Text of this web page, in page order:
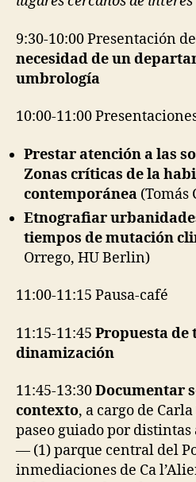
9:30-10:00 Presentación
necesidad de un
umbrología
10:00-11:00
Prestar atención a las
Zonas críticas de la
contemporánea (Tomás
Etnografiar
tiempos de mutación
Orrego, HU Berlin)
11:00-11:15 Pausa-café
11:15-11:45 Propuesta de
dinamización
11:45-13:30Documentar
contexto, a cargo de
paseo guiado por
–– (1) parque central del
inmediaciones de Ca